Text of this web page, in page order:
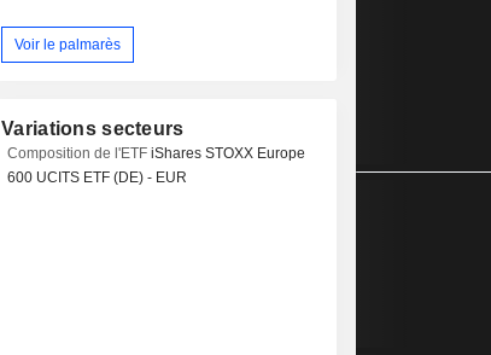
Voir le palmarès
Variations secteurs
Composition de l'ETFiShares STOXX Europe
600 UCITS ETF (DE) - EUR